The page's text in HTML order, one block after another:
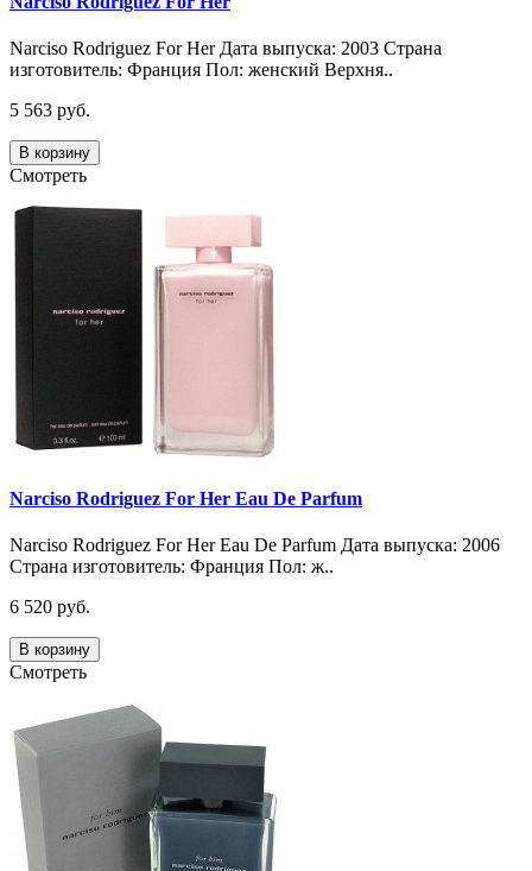
Narciso Rodriguez For Her Дата выпуска: 2003 Страна
изготовитель: Франция Пол: женский Верхня..
5 563 руб.
В корзину
Смотреть
Narciso Rodriguez For Her Eau De Parfum
Narciso Rodriguez For Her Eau De Parfum Дата выпуска: 2006
Страна изготовитель: Франция Пол: ж..
6 520 руб.
В корзину
Смотреть